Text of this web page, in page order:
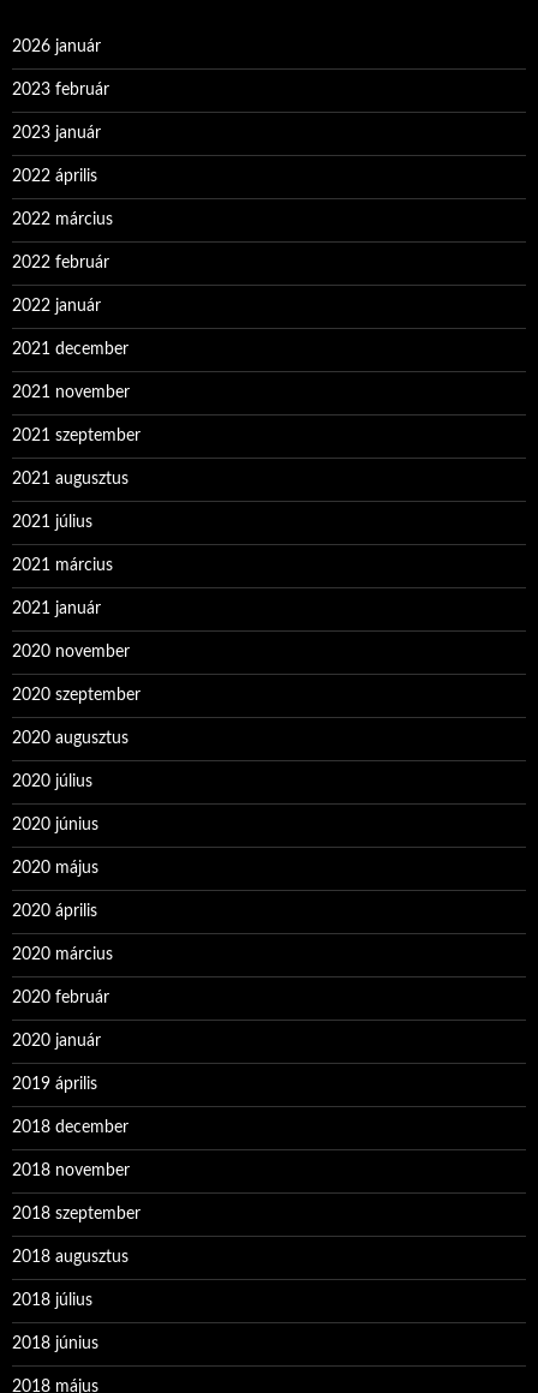
2026 január
2023 február
2023 január
2022 április
2022 március
2022 február
2022 január
2021 december
2021 november
2021 szeptember
2021 augusztus
2021 július
2021 március
2021 január
2020 november
2020 szeptember
2020 augusztus
2020 július
2020 június
2020 május
2020 április
2020 március
2020 február
2020 január
2019 április
2018 december
2018 november
2018 szeptember
2018 augusztus
2018 július
2018 június
2018 május